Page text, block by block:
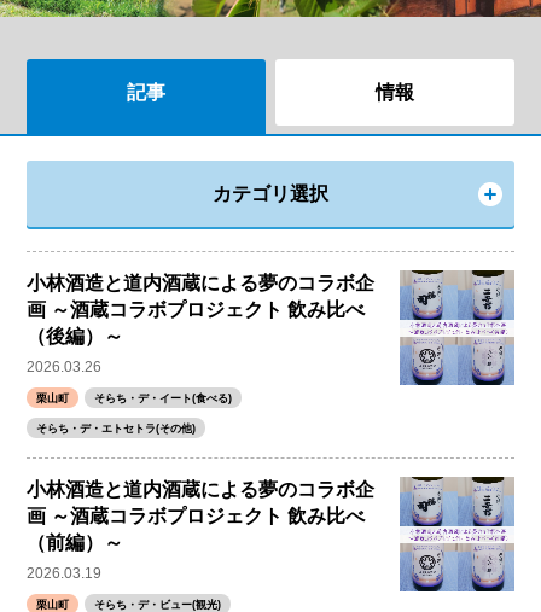
記事 情報
カテゴリ選択
小林酒造と道内酒蔵による夢のコラボ企
画 ～酒蔵コラボプロジェクト 飲み比べ
（後編）～
2026.03.26
栗山町 そらち・デ・イート(食べる)
そらち・デ・エトセトラ(その他)
小林酒造と道内酒蔵による夢のコラボ企
画 ～酒蔵コラボプロジェクト 飲み比べ
（前編）～
2026.03.19
栗山町 そらち・デ・ビュー(観光)